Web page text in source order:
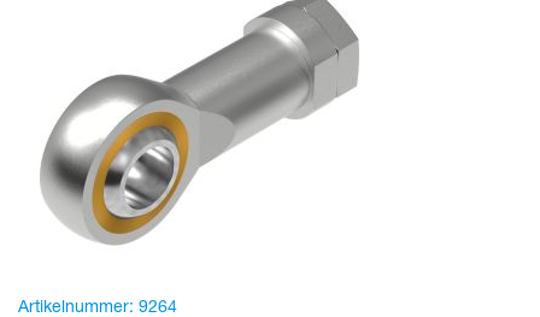
Artikelnummer: 9264